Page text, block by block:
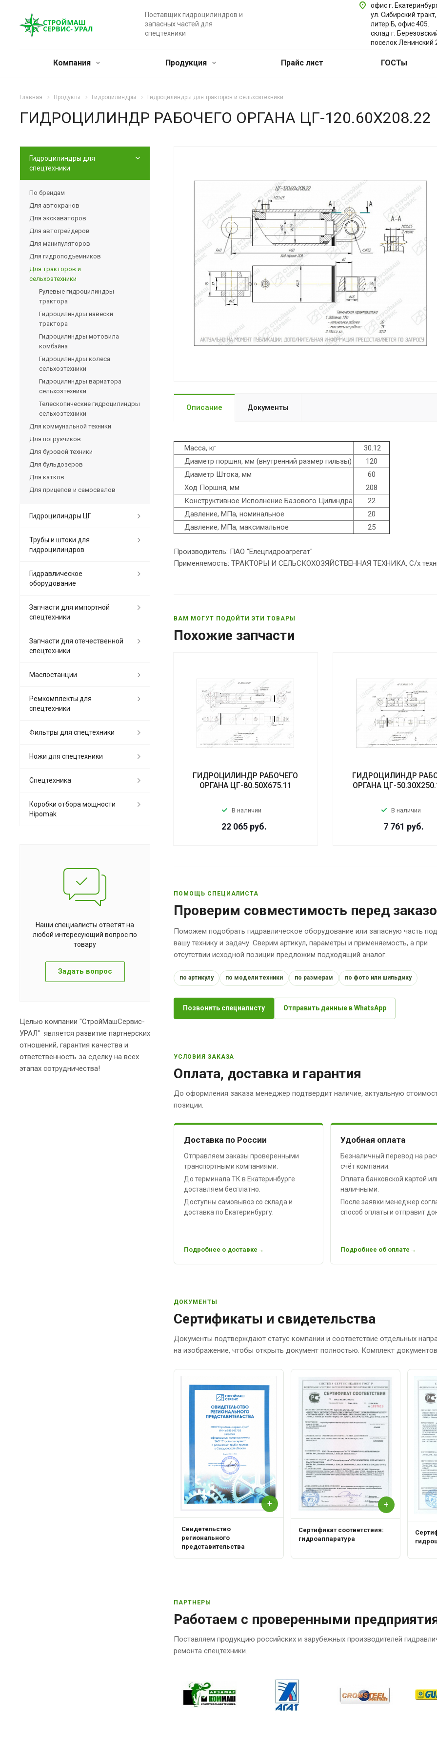
Поставщик гидроцилиндров и
запасных частей для
спецтехники
офис г.
ул. Сибирский
литер Б, офис 405.
склад г.
поселок Ленинский
Компания Продукция Прайс лист ГОСТы
Главная Продукты Гидроцилиндры Гидроцилиндры для тракторов и сельхозтехники
ГИДРОЦИЛИНДР РАБОЧЕГО ОРГАНА ЦГ-120.60Х208.22
Описание Документы
Масса, кг
30.12
Диаметр поршня, мм (внутренний размер гильзы)
120
Диаметр Штока, мм
60
Ход Поршня, мм
208
Конструктивное Исполнение Базового Цилиндра
22
Давление, МПа, номинальное
20
Давление, МПа, максимальное
25
Производитель: ПАО "Елецгидроагрегат"
Применяемость: ТРАКТОРЫ И СЕЛЬСКОХОЗЯЙСТВЕННАЯ ТЕХНИКА, С/х
ВАМ МОГУТ ПОДОЙТИ ЭТИ ТОВАРЫ
Похожие запчасти
ГИДРОЦИЛИНДР РАБОЧЕГО
ОРГАНА ЦГ-80.50Х675.11
В наличии
22 065 руб.
ГИДРОЦИЛИНДР
ОРГАНА ЦГ-
В наличии
7 761 руб.
ПОМОЩЬ СПЕЦИАЛИСТА
Проверим совместимость перед
Поможем подобрать гидравлическое оборудование или запасную часть под
вашу технику и задачу. Сверим артикул, параметры и применяемость, а при
отсутствии исходной позиции предложим подходящий аналог.
по артикулу по модели техники по размерам по фото или шильдику
Позвонить специалисту Отправить данные в WhatsApp
УСЛОВИЯ ЗАКАЗА
Оплата, доставка и гарантия
До оформления заказа менеджер подтвердит наличие, актуальную
позиции.
Доставка по России
Отправляем заказы проверенными
транспортными компаниями.
До терминала ТК в Екатеринбурге
доставляем бесплатно.
Доступны самовывоз со склада и
доставка по Екатеринбургу.
Подробнее о доставке
Удобная оплата
Безналичный перевод на
счёт компании.
Оплата банковской картой
наличными.
После заявки менеджер
способ оплаты и отправит
Подробнее об оплате
ДОКУМЕНТЫ
Сертификаты и свидетельства
Документы подтверждают статус компании и соответствие отдельных
на изображение, чтобы открыть документ полностью. Комплект
+
Свидетельство
регионального
представительства
+
Сертификат соответствия:
гидроаппаратура
ПАРТНЕРЫ
Работаем с проверенными
Поставляем продукцию российских и зарубежных производителей
ремонта спецтехники.
Гидроцилиндры для
спецтехники
По брендам
Для автокранов
Для экскаваторов
Для автогрейдеров
Для манипуляторов
Для гидроподъемников
Для тракторов и
сельхозтехники
Рулевые гидроцилиндры
трактора
Гидроцилиндры навески
трактора
Гидроцилиндры мотовила
комбайна
Гидроцилиндры колеса
сельхозтехники
Гидроцилиндры вариатора
сельхозтехники
Телескопические гидроцилиндры
сельхозтехники
Для коммунальной техники
Для погрузчиков
Для буровой техники
Для бульдозеров
Для катков
Для прицепов и самосвалов
Гидроцилиндры ЦГ
Трубы и штоки для
гидроцилиндров
Гидравлическое
оборудование
Запчасти для импортной
спецтехники
Запчасти для отечественной
спецтехники
Маслостанции
Ремкомплекты для
спецтехники
Фильтры для спецтехники
Ножи для спецтехники
Спецтехника
Коробки отбора мощности
Hipomak
Наши специалисты ответят на
любой интересующий вопрос по
товару
Задать вопрос
Целью компании "СтройМашСервис-
УРАЛ" является развитие партнерских
отношений, гарантия качества и
ответственность за сделку на всех
этапах сотрудничества!